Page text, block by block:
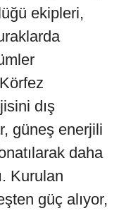
ekipleri,
dış
güneş enerjili
daha
Kurulan
güç alıyor,